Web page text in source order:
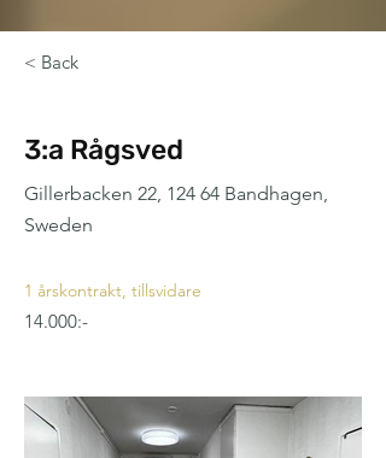
< Back
3:a Rågsved
Gillerbacken 22, 124 64 Bandhagen,
Sweden
1 årskontrakt, tillsvidare
14.000:-